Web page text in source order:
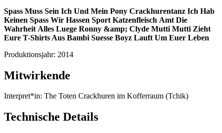
Spass Muss Sein Ich Und Mein Pony Crackhurentanz Ich Hab
Keinen Spass Wir Hassen Sport Katzenfleisch Amt Die
Wahrheit Alles Luege Ronny &amp; Clyde Mutti Mutti Zieht
Eure T-Shirts Aus Bambi Suesse Boyz Lauft Um Euer Leben
Produktionsjahr: 2014
Mitwirkende
Interpret*in: The Toten Crackhuren im Kofferraum (Tchik)
Technische Details